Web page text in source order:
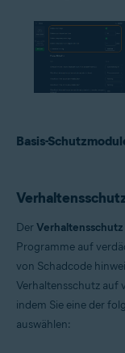
Basis-
DerVerhaltensschutz
Programme auf
von Schadcode
Verhaltensschutz auf
indem Sie eine der
auswählen: